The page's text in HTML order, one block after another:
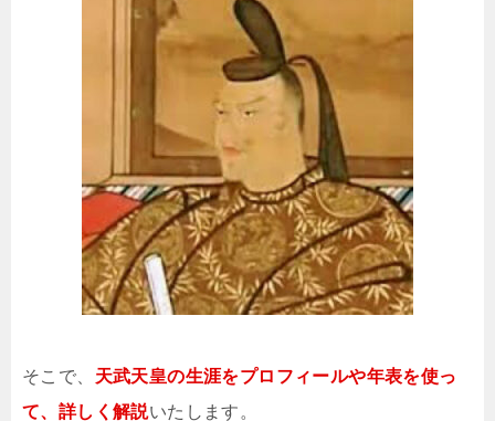
そこで、 天武天皇の生涯をプロフィールや年表を使っ
て、詳しく解説いたします。